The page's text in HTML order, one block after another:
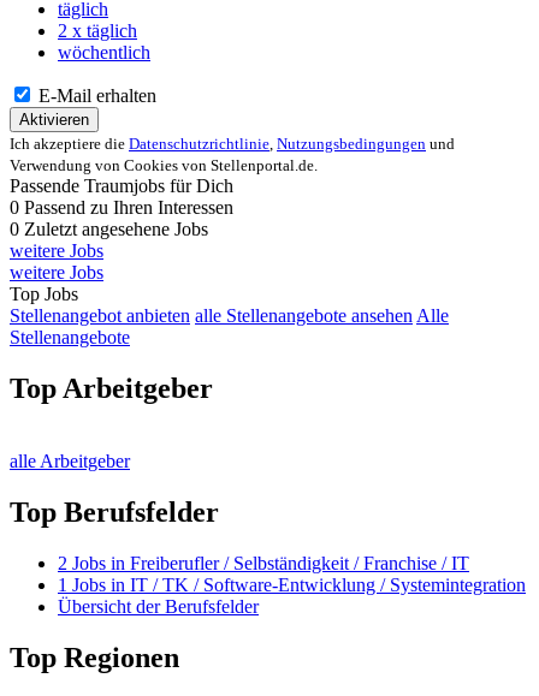
täglich
2 x täglich
wöchentlich
E-Mail erhalten
Aktivieren
Ich akzeptiere die Datenschutzrichtlinie, Nutzungsbedingungen und
Verwendung von Cookies von Stellenportal.de.
Passende Traumjobs für Dich
0 Passend zu Ihren Interessen
0 Zuletzt angesehene Jobs
weitere Jobs
weitere Jobs
Top Jobs
Stellenangebot anbieten alle Stellenangebote ansehen Alle
Stellenangebote
Top Arbeitgeber
alle Arbeitgeber
Top Berufsfelder
2 Jobs in Freiberufler / Selbständigkeit / Franchise / IT
1 Jobs in IT / TK / Software-Entwicklung / Systemintegration
Übersicht der Berufsfelder
Top Regionen